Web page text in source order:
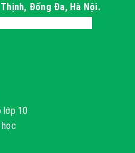
Đống Đa, Hà Nội.
lớp 10